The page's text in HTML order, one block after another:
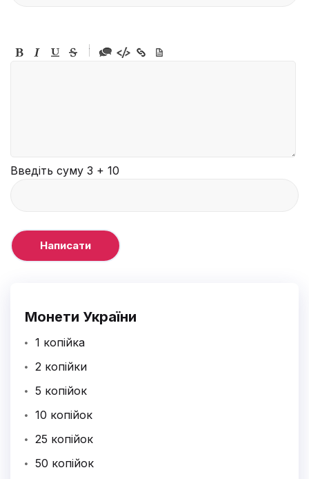
-
-
Введіть суму 3 + 10
Монети України
1 копійка
2 копійки
5 копійок
10 копійок
25 копійок
50 копійок